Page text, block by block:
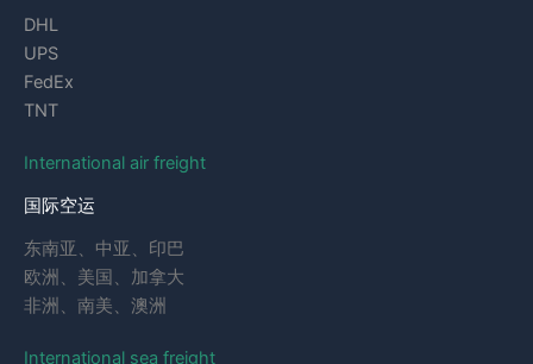
DHL
UPS
FedEx
TNT
International air freight
国际空运
东南亚、中亚、印巴
欧洲、美国、加拿大
非洲、南美、澳洲
International sea freight